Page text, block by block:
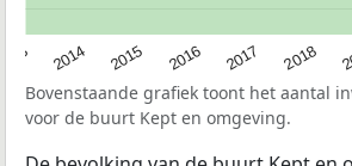
2014 2015 2016 2017 2018
Bovenstaande grafiek toont het aantal
voor de buurt Kept en omgeving.